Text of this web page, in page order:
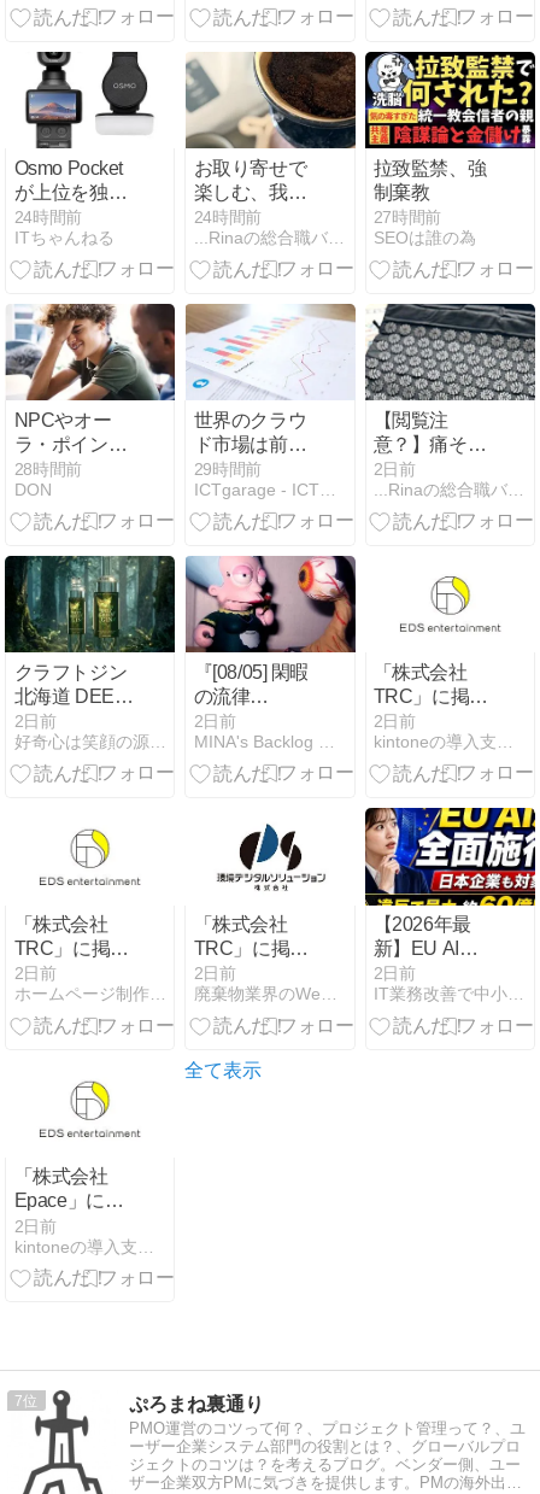
(9602)など、
目されるコン
テンツ関連銘
柄
Osmo Pocket
が上位を独占
デジタルビデ
オカメラ人気
ランキング
2026/8/6
24時間前
ITちゃんねる
お取り寄せで
楽しむ、我が
家のリアルな
夏休みごは
ん。
24時間前
...Rinaの総合職バリキャリ女子Life...
拉致監禁、強
制棄教
27時間前
SEOは誰の為
NPCやオー
ラ・ポイン
ト、Cooked…
TikTokから湧
き上がるスラ
んおばはんに
は分かりませ
ーん
28時間前
DON
世界のクラウ
ド市場は前年
比43%成長。
生成AIが加速
させる最新ト
【2026年第2
四半期】
29時間前
ICTgarage - ICTで便利な日常
【閲覧注
意？】痛そう
なトゲトゲで
話題！話題の
シャクティマ
2日前
...Rinaの総合職バリキャリ女子Life...
クラフトジン
北海道 DEEP
GREEN JIN
2日前
好奇心は笑顔の源！話題のアイテムと時事ネタ日記
『[08/05] 閑暇
の流律
（MINA）』
2日前
MINA's Backlog 暇つぶしに解析する異国のツール
「株式会社
TRC」に掲載
されました
2日前
kintoneの導入支援ならEDSエンターテイメント
「株式会社
TRC」に掲載
されました
2日前
ホームページ制作 島根 松江｜EDSエンターテイメント
「株式会社
TRC」に掲載
されました
2日前
廃棄物業界のWeb制作会社なら環境デジタルソリューション
【2026年最
新】EU AI法
（人工知能
法）完全ガイ
ド：ビジネス
2日前
IT業務改善で中小企業の働き方改革へ
「株式会社
Epace」に掲
載されました
2日前
全て表示
7 ぷろまね裏通り
PMO運営のコツって何？、プロジェクト管理って？、ユ
ーザー企業システム部門の役割とは？、グローバルプロ
ジェクトのコツは？を考えるブログ。ベンダー側、ユー
ザー企業双方PMに気づきを提供します。PMの海外出張